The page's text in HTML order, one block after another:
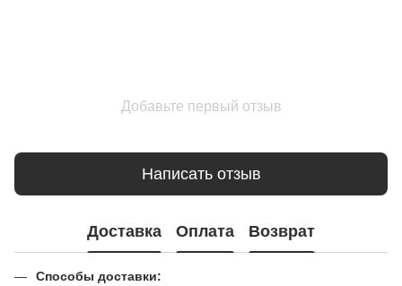
Добавьте первый отзыв
Написать отзыв
Доставка Оплата Возврат
Способы доставки: